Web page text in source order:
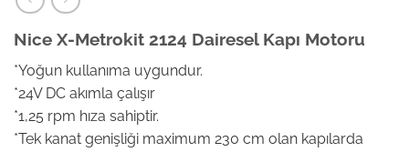
Nice X-Metrokit 2124 Dairesel Kapı Motoru
*Yoğun kullanıma uygundur.
*24V DC akımla çalışır
*1,25 rpm hıza sahiptir.
*Tek kanat genişliği maximum 230 cm olan kapılarda